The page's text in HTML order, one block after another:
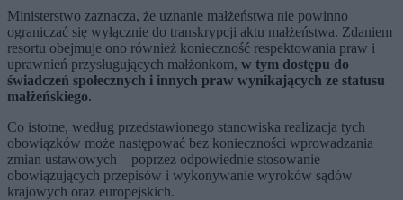
Ministerstwo zaznacza, że uznanie małżeństwa nie powinno
ograniczać się wyłącznie do transkrypcji aktu małżeństwa. Zdaniem
resortu obejmuje ono również konieczność respektowania praw i
uprawnień przysługujących małżonkom, w tym dostępu do
świadczeń społecznych i innych praw wynikających ze statusu
małżeńskiego.
Co istotne, według przedstawionego stanowiska realizacja tych
obowiązków może następować bez konieczności wprowadzania
zmian ustawowych – poprzez odpowiednie stosowanie
obowiązujących przepisów i wykonywanie wyroków sądów
krajowych oraz europejskich.